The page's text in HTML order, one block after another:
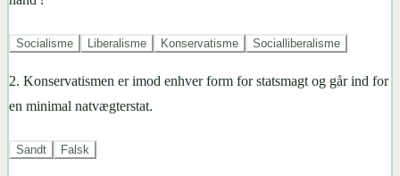
Socialisme Liberalisme Konservatisme Socialliberalisme
2. Konservatismen er imod enhver form for statsmagt og går ind for
en minimal natvægterstat.
Sandt Falsk